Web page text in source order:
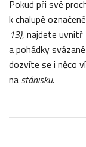
Pokud při své
k chalupě označené
13), najdete
a pohádky
dozvíte se i něco
na stánisku.